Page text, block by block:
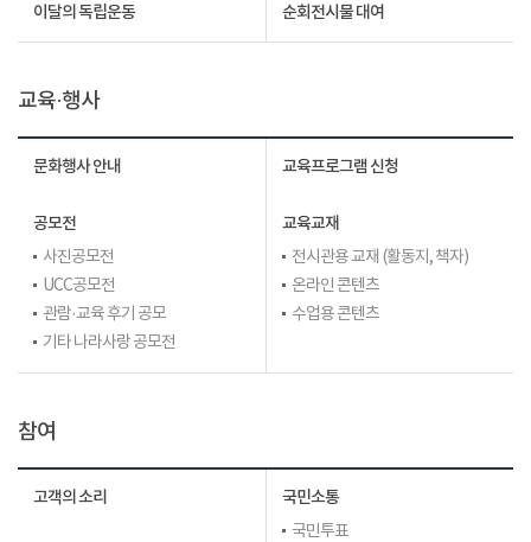
이달의 독립운동 순회전시물 대여
교육·행사
문화행사 안내 교육프로그램 신청
공모전
사진공모전
UCC공모전
관람·교육 후기 공모
기타 나라사랑 공모전
교육교재
전시관용 교재 (활동지, 책자)
온라인 콘텐츠
수업용 콘텐츠
참여
고객의 소리 국민소통
국민투표